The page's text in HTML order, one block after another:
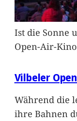
Ist die Sonne
Open-Air-
Vilbeler
Während die
ihre Bahnen